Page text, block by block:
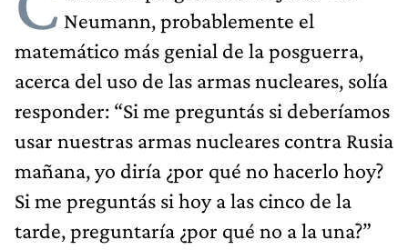
Neumann, probablemente el
matemático más genial de la posguerra,
acerca del uso de las armas nucleares, solía
responder: “Si me preguntás si deberíamos
usar nuestras armas nucleares contra Rusia
mañana, yo diría ¿por qué no hacerlo hoy?
Si me preguntás si hoy a las cinco de la
tarde, preguntaría ¿por qué no a la una?”